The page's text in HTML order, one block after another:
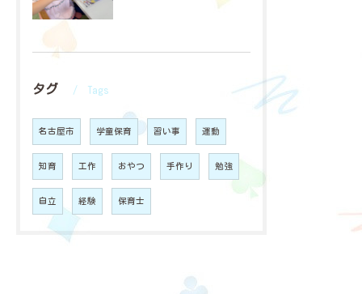
タグ Tags
名古屋市 学童保育 習い事 運動
知育 工作 おやつ 手作り 勉強
自立 経験 保育士